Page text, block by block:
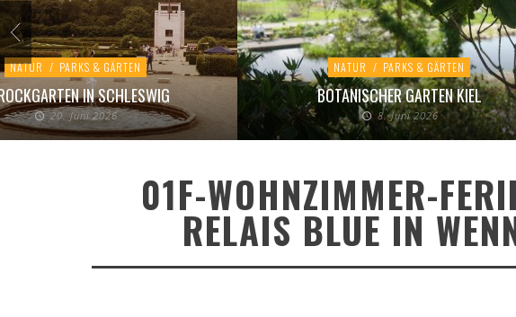
NATUR / PARKS & GÄRTEN
IN SCHLESWIG
20. Juni 2026
NATUR / PARKS & GÄRTEN
BOTANISCHER GARTEN KIEL
8. Juni 2026
01F-WOHNZIMMER-
RELAIS BLUE IN